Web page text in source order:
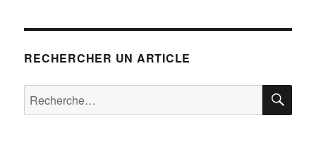
RECHERCHER UN ARTICLE
Recherche
pour :